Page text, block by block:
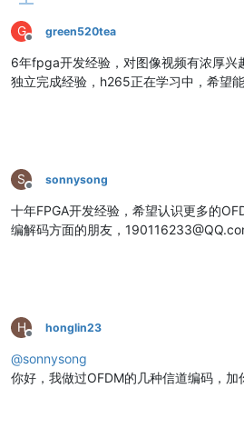
G
Offline
green520tea
6年fpga开发经验，对图像视频有浓厚
独立完成经验，h265正在学习中，希望
S
Offline
sonnysong
十年FPGA开发经验，希望认识更多的
编解码方面的朋友，
H
Offline
honglin23
@sonnysong
你好，我做过OFDM的几种信道编码，加